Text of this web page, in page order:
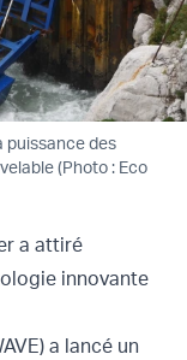
puissance des
(Photo : Eco
a attiré
innovante
a lancé un